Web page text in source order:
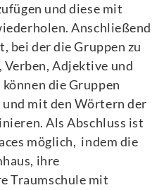
und diese mit
Anschließend
bei der die Gruppen zu
Adjektive und
die Gruppen
mit den Wörtern der
Als Abschluss ist
möglich, indem die
ihre
Traumschule mit